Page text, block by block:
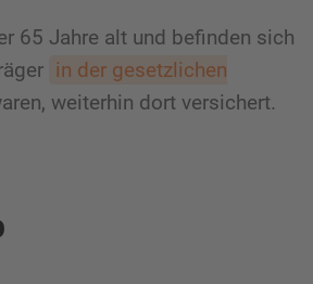
65 Jahre alt und befinden sich
in der gesetzlichen
weiterhin dort versichert.